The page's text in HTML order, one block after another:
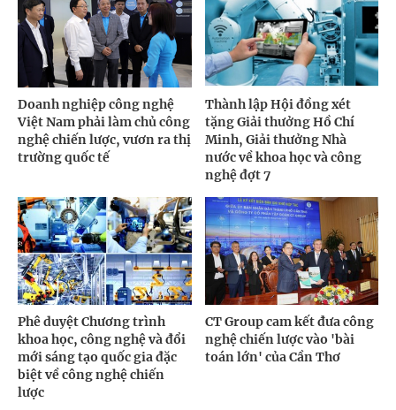
Doanh nghiệp công nghệ
Việt Nam phải làm chủ công
nghệ chiến lược, vươn ra thị
trường quốc tế
Thành lập Hội đồng xét
tặng Giải thưởng Hồ Chí
Minh, Giải thưởng Nhà
nước về khoa học và công
nghệ đợt 7
Phê duyệt Chương trình
khoa học, công nghệ và đổi
mới sáng tạo quốc gia đặc
biệt về công nghệ chiến
lược
CT Group cam kết đưa công
nghệ chiến lược vào 'bài
toán lớn' của Cần Thơ